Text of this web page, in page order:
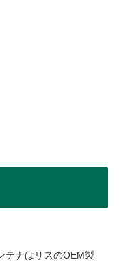
テナはリスのOEM製